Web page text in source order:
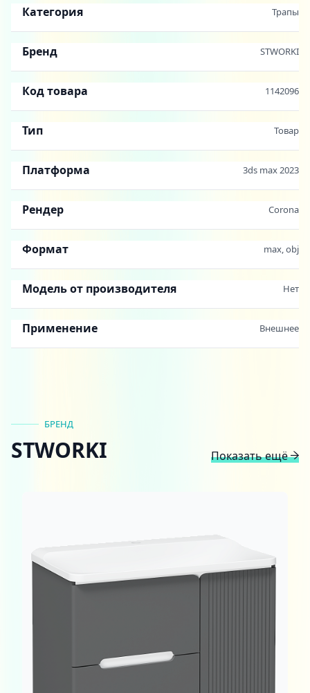
Категория Трапы
Бренд STWORKI
Код товара 1142096
Тип Товар
Платформа 3ds max 2023
Рендер Corona
Формат max, obj
Модель от производителя Нет
Применение Внешнее
БРЕНД
STWORKI Показать ещё